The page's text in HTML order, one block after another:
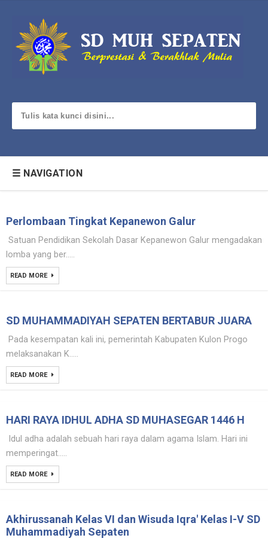
☰ NAVIGATION
Perlombaan Tingkat Kepanewon Galur
Satuan Pendidikan Sekolah Dasar Kepanewon Galur mengadakan
lomba yang ber.....
READ MORE
SD MUHAMMADIYAH SEPATEN BERTABUR JUARA
Pada kesempatan kali ini, pemerintah Kabupaten Kulon Progo
melaksanakan K.....
READ MORE
HARI RAYA IDHUL ADHA SD MUHASEGAR 1446 H
Idul adha adalah sebuah hari raya dalam agama Islam. Hari ini
memperingat.....
READ MORE
Akhirussanah Kelas VI dan Wisuda Iqra' Kelas I-V SD
Muhammadiyah Sepaten